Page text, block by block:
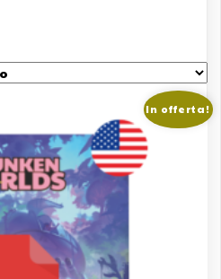
In offerta!